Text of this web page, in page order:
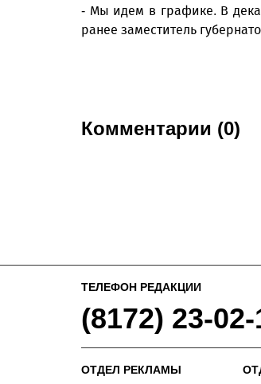
- Мы идем в графике. В
ранее заместитель
Комментарии (0)
ТЕЛЕФОН РЕДАКЦИИ
(8172) 23-
ОТДЕЛ РЕКЛАМЫ